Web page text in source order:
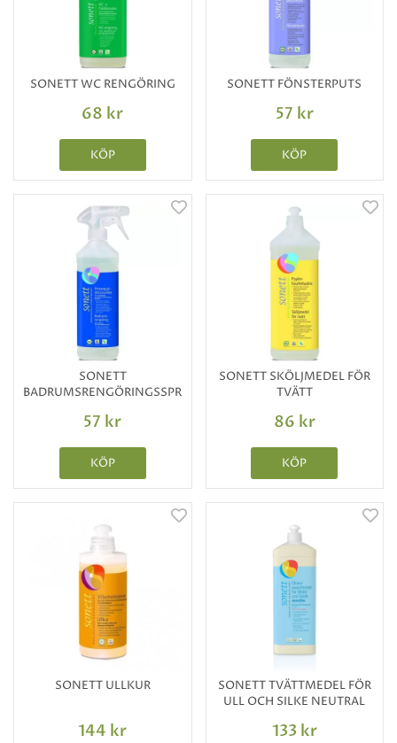
SONETT WC RENGÖRING
68 kr
KÖP
SONETT FÖNSTERPUTS
57 kr
KÖP
SONETT
BADRUMSRENGÖRINGSSPRAY
57 kr
KÖP
SONETT SKÖLJMEDEL FÖR
TVÄTT
86 kr
KÖP
SONETT ULLKUR
144 kr
SONETT TVÄTTMEDEL FÖR
ULL OCH SILKE NEUTRAL
133 kr